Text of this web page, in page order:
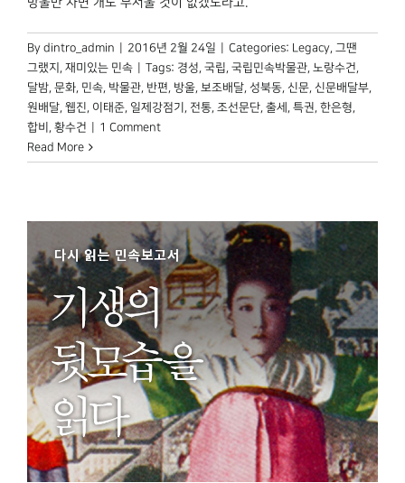
By dintro_admin 2016년 2월 24일 Categories: Legacy, 그땐
그랬지 , 재미있는 민속 Tags: 경성, 국립, 국립민속박물관, 노랑수건,
달밤, 문화, 민속, 박물관, 반편, 방울, 보조배달, 성북동, 신문, 신문배달부,
원배달, 웹진, 이태준, 일제강점기 , 전통, 조선문단, 출세 , 특권, 한은형,
합비 , 황수건
1 Comment
Read More